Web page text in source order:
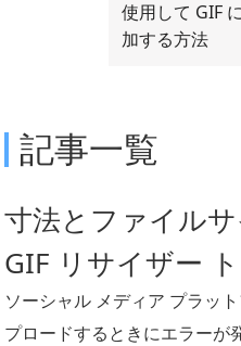
使用して GIF
加する方法
記事一覧
寸法とファイル
GIF リサイザー
ソーシャル メディア プラッ
プロードするときにエラーが